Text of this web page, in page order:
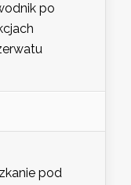
po
pod